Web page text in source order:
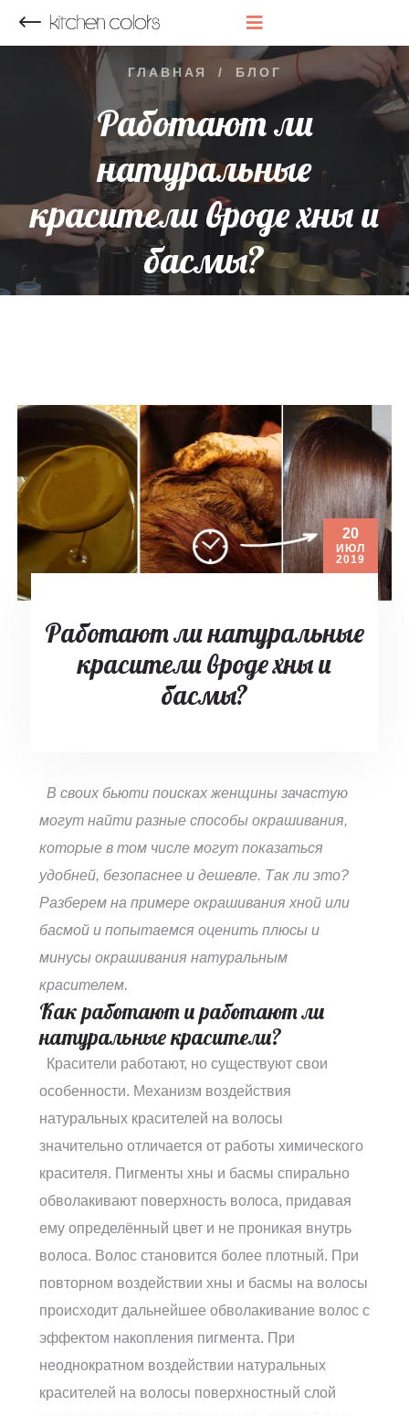
ГЛАВНАЯ / БЛОГ
Работают ли
натуральные
красители вроде хны и
басмы?
20
ИЮЛ
2019
Работают ли натуральные
красители вроде хны и
басмы?
В своих бьюти поисках женщины зачастую
могут найти разные способы окрашивания,
которые в том числе могут показаться
удобней, безопаснее и дешевле. Так ли это?
Разберем на примере окрашивания хной или
басмой и попытаемся оценить плюсы и
минусы окрашивания натуральным
красителем.
Как работают и работают ли
натуральные красители?
Красители работают, но существуют свои
особенности. Механизм воздействия
натуральных красителей на волосы
значительно отличается от работы химического
красителя. Пигменты хны и басмы спирально
обволакивают поверхность волоса, придавая
ему определённый цвет и не проникая внутрь
волоса. Волос становится более плотный. При
повторном воздействии хны и басмы на волосы
происходит дальнейшее обволакивание волос с
эффектом накопления пигмента. При
неоднократном воздействии натуральных
красителей на волосы поверхностный слой
НАЗАД